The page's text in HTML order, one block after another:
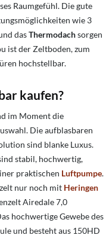
Raumgefühl. Die gute
wie 3
dasThermodachsorgen
ist der Zeltboden, zum
hochstellbar.
kaufen?
im Moment die
Die aufblasbaren
sind blanke Luxus.
stabil, hochwertig,
praktischen Luftpumpe.
nur noch mit Heringen
Airedale 7,0
hochwertige Gewebe des
und besteht aus 150HD